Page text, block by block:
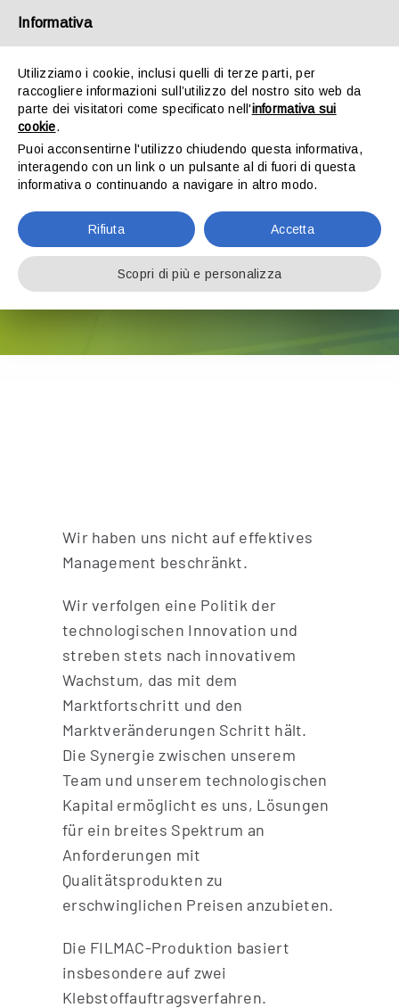
Skip
Navigation
über uns
Produkte
Nachhaltigkeit
Forschung und Entwicklung
Nachrichten & Veranstaltungen
FORSCHUNG UND
ENTWICKLUNG
Wir haben uns nicht auf effektives
Management beschränkt.
Wir verfolgen eine Politik der
technologischen Innovation und
streben stets nach innovativem
Wachstum, das mit dem
Marktfortschritt und den
Marktveränderungen Schritt hält.
Die Synergie zwischen unserem
Team und unserem technologischen
Kapital ermöglicht es uns, Lösungen
für ein breites Spektrum an
Anforderungen mit
Qualitätsprodukten zu
erschwinglichen Preisen anzubieten.
Die FILMAC-Produktion basiert
insbesondere auf zwei
Klebstoffauftragsverfahren.
Informativa
Utilizziamo i cookie, inclusi quelli di terze parti, per
raccogliere informazioni sull’utilizzo del nostro sito web da
parte dei visitatori come specificato nell'informativa sui
cookie.
Puoi acconsentirne l'utilizzo chiudendo questa informativa,
interagendo con un link o un pulsante al di fuori di questa
informativa o continuando a navigare in altro modo.
Rifiuta Accetta
Scopri di più e personalizza